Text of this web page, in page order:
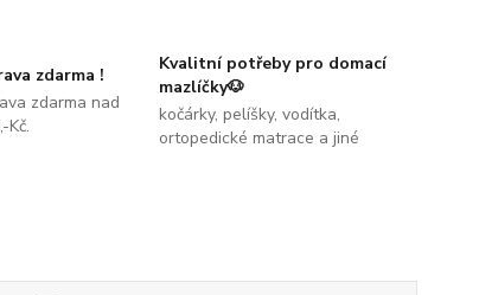
zdarma !
zdarma nad
Kč.
Kvalitní potřeby pro domací
mazlíčky🐶
kočárky, pelíšky, vodítka,
ortopedické matrace a jiné